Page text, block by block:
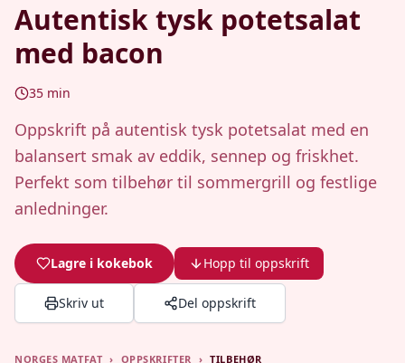
Autentisk tysk potetsalat
med bacon
35 min
Oppskrift på autentisk tysk potetsalat med en
balansert smak av eddik, sennep og friskhet.
Perfekt som tilbehør til sommergrill og festlige
anledninger.
Lagre i kokebok Hopp til oppskrift
Skriv ut Del oppskrift
NORGES MATFAT › OPPSKRIFTER › TILBEHØR